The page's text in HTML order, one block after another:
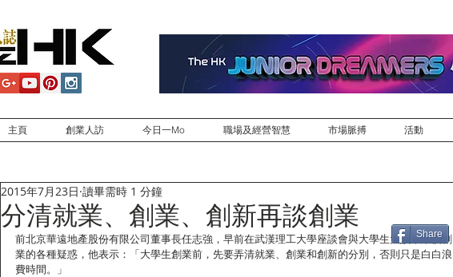
主頁 創業人訪 今日一Mo 職場及經營智慧 市場脈搏 活動
分清就業、創業、創新再談創業
2015年7月23日 讀畢需時 1 分鐘
前北京華遠地產股份有限公司董事長任志強，早前在武漢理工大學座談會與大學生大談畢業後創
業的各種疑惑，他表示：「大學生創業前，先要弄清就業、創業和創新的分別，否則只是白白浪
費時間。」
Share